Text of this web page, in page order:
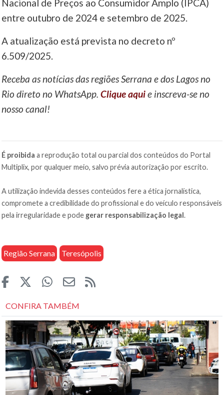
Nacional de Preços ao Consumidor Amplo (IPCA)
entre outubro de 2024 e setembro de 2025.
A atualização está prevista no decreto nº
6.509/2025.
Receba as notícias das regiões Serrana e dos Lagos no
Rio direto no WhatsApp.Clique aquie inscreva-se no
nosso canal!
É proibida a reprodução total ou parcial dos conteúdos do Portal
Multiplix, por qualquer meio, salvo prévia autorização por escrito.
A utilização indevida desses conteúdos fere a ética jornalística,
compromete a credibilidade do profissional e do veículo responsáveis
pela irregularidade e pode gerar responsabilização legal.
Região Serrana Teresópolis
CONFIRA TAMBÉM